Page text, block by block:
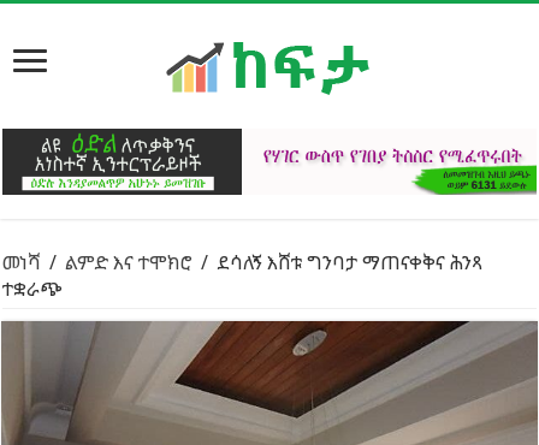
መነሻ / ልምድ እና ተሞክሮ / ደሳለኝ እሸቱ ግንባታ ማጠናቀቅና ሕንጻ
ተቋራጭ